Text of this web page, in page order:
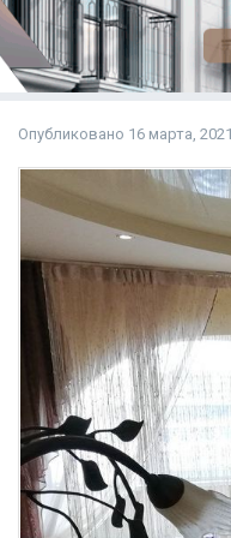
Опубликовано 16 марта,